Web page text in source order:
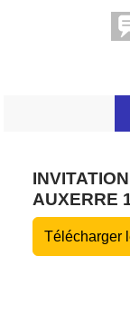
AUXERRE
Télécharger